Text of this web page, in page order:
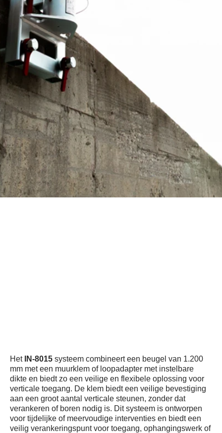
Het IN-8015 systeem combineert een beugel van 1.200
mm met een muurklem of loopadapter met instelbare
dikte en biedt zo een veilige en flexibele oplossing voor
verticale toegang. De klem biedt een veilige bevestiging
aan een groot aantal verticale steunen, zonder dat
verankeren of boren nodig is. Dit systeem is ontworpen
voor tijdelijke of meervoudige interventies en biedt een
veilig verankeringspunt voor toegang, ophangingswerk of